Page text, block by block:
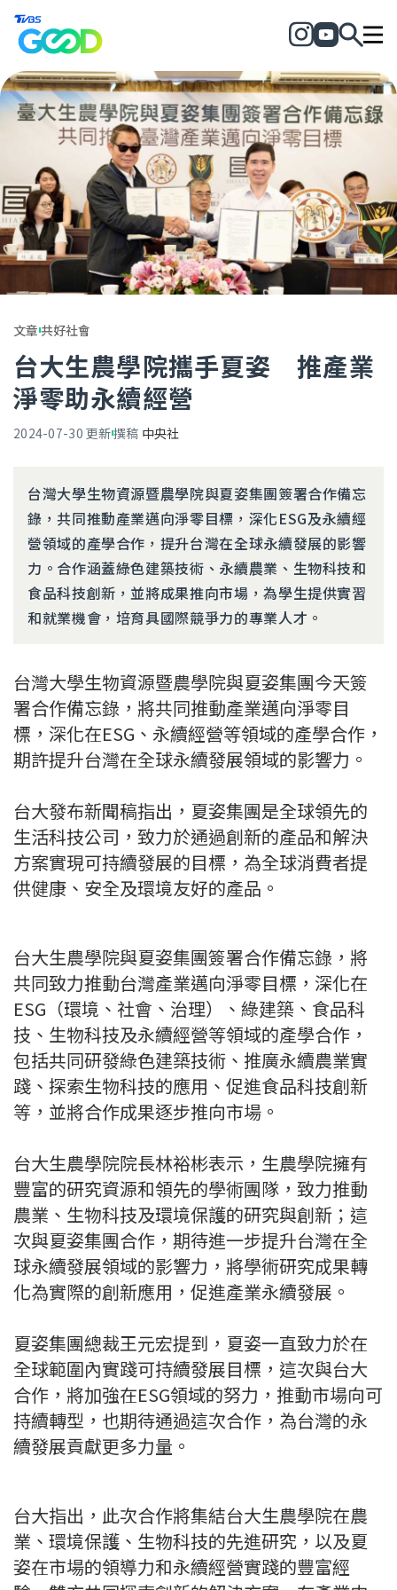
文章共好社會
台大生農學院攜手夏姿 推產業
淨零助永續經營
2024-07-30 更新撰稿 中央社
台灣大學生物資源暨農學院與夏姿集團簽署合作備忘
錄，共同推動產業邁向淨零目標，深化ESG及永續經
營領域的產學合作，提升台灣在全球永續發展的影響
力。合作涵蓋綠色建築技術、永續農業、生物科技和
食品科技創新，並將成果推向市場，為學生提供實習
和就業機會，培育具國際競爭力的專業人才。
台灣大學生物資源暨農學院與夏姿集團今天簽
署合作備忘錄，將共同推動產業邁向淨零目
標，深化在ESG、永續經營等領域的產學合作，
期許提升台灣在全球永續發展領域的影響力。
台大發布新聞稿指出，夏姿集團是全球領先的
生活科技公司，致力於通過創新的產品和解決
方案實現可持續發展的目標，為全球消費者提
供健康、安全及環境友好的產品。
台大生農學院與夏姿集團簽署合作備忘錄，將
共同致力推動台灣產業邁向淨零目標，深化在
ESG（環境、社會、治理）、綠建築、食品科
技、生物科技及永續經營等領域的產學合作，
包括共同研發綠色建築技術、推廣永續農業實
踐、探索生物科技的應用、促進食品科技創新
等，並將合作成果逐步推向市場。
台大生農學院院長林裕彬表示，生農學院擁有
豐富的研究資源和領先的學術團隊，致力推動
農業、生物科技及環境保護的研究與創新；這
次與夏姿集團合作，期待進一步提升台灣在全
球永續發展領域的影響力，將學術研究成果轉
化為實際的創新應用，促進產業永續發展。
夏姿集團總裁王元宏提到，夏姿一直致力於在
全球範圍內實踐可持續發展目標，這次與台大
合作，將加強在ESG領域的努力，推動市場向可
持續轉型，也期待通過這次合作，為台灣的永
續發展貢獻更多力量。
台大指出，此次合作將集結台大生農學院在農
業、環境保護、生物科技的先進研究，以及夏
姿在市場的領導力和永續經營實踐的豐富經